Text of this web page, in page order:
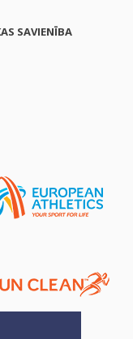
SAVIENĪBA